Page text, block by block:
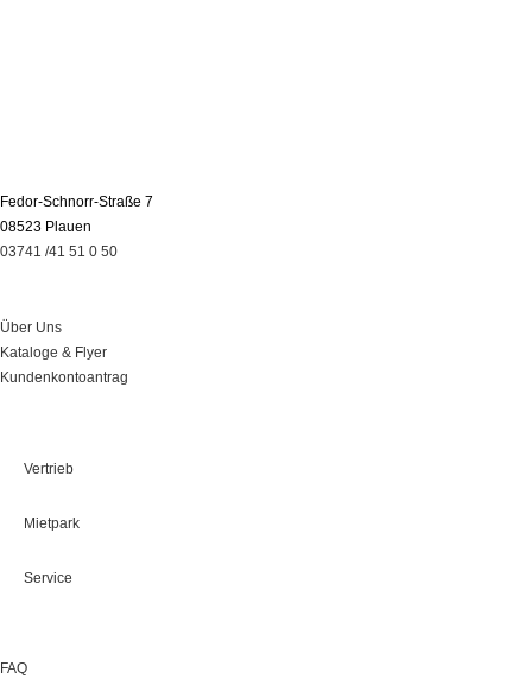
Fedor-Schnorr-Straße 7
08523 Plauen
03741 /41 51 0 50
Über Uns
Kataloge & Flyer
Kundenkontoantrag
Vertrieb
Mietpark
Service
FAQ